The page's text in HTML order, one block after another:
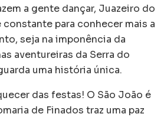
a gente dançar, Juazeiro do
para conhecer mais a
seja na imponência da
aventureiras da Serra do
uma história única.
das festas! O São João é
de Finados traz uma paz